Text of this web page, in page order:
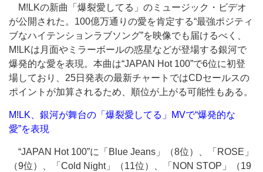
M!LKの新曲「爆裂愛してる」のミュージック・ビデオ
が公開された。100億万通りの愛を肯定する“最強ポジティ
ブなハイテンションラブソング”を映像でも届けるべく、
M!LKは月面やミラーボールの惑星などが登場する銀河で
爆発的な愛を表現。本曲は“JAPAN Hot 100”で6位に初登
場しており、25日発表の最新チャートではCDセールスの
ポイントが加算されるため、順位が上がる可能性もある。
M!LK、銀河が舞台の「爆裂愛してる」MVで“爆発的な
愛”を表現
“JAPAN Hot 100”に「Blue Jeans」（8位）、「ROSE」
（9位）、「Cold Night」（11位）、「NON STOP」（19